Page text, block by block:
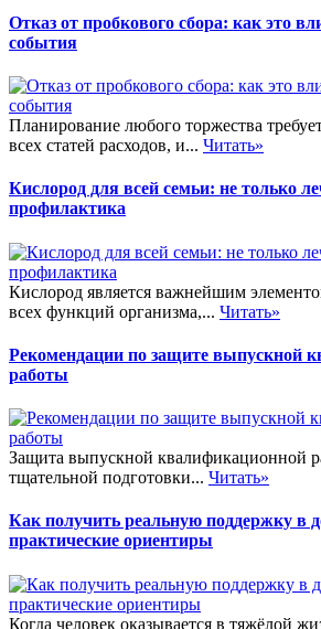
Отказ от пробкового сбора: как это
события
Планирование любого торжества
всех статей расходов, и... Читать»
Кислород для всей семьи: не только
профилактика
Кислород является важнейшим
всех функций организма,... Читать»
Рекомендации по защите выпускной
работы
Защита выпускной квалификационной
тщательной подготовки... Читать»
Как получить реальную поддержку в
практические ориентиры
Когда человек оказывается в тяжёлой